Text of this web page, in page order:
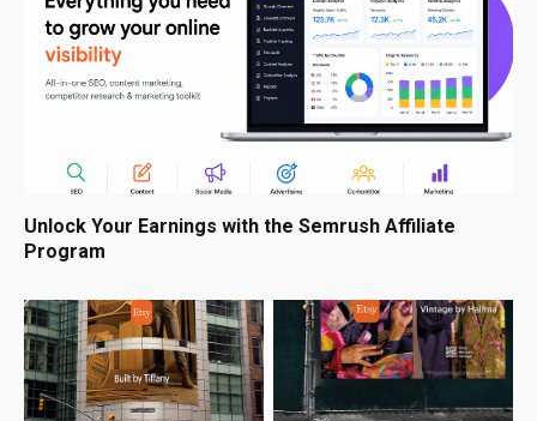
Unlock Your Earnings with the Semrush Affiliate
Program